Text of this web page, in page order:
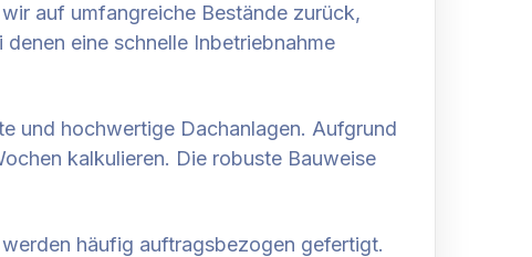
auf umfangreiche Bestände zurück,
eine schnelle Inbetriebnahme
und hochwertige Dachanlagen. Aufgrund
kalkulieren. Die robuste Bauweise
häufig auftragsbezogen gefertigt.